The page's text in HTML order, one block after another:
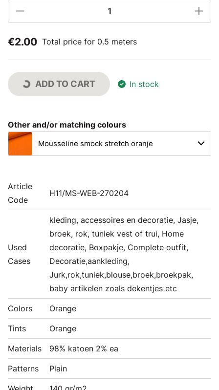
€2.00 Total price for 0.5 meters
ADD TO CART In stock
Other and/or matching colours
Mousseline smock stretch oranje
Article
Code
H11/MS-WEB-270204
Used
Cases
kleding, accessoires en decoratie, Jasje,
broek, rok, tuniek vest of trui, Home
decoratie, Boxpakje, Complete outfit,
Decoratie,aankleding,
Jurk,rok,tuniek,blouse,broek,broekpak,
baby artikelen zoals dekentjes etc
Colors Orange
Tints Orange
Materials 98% katoen 2% ea
Patterns Plain